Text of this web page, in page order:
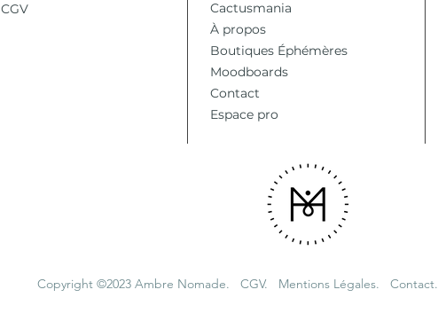
CGV
Cactusmania
À propos
Boutiques Éphémères
Moodboards
Contact
Espace pro
Copyright ©2023 Ambre Nomade. CGV. Mentions Légales. Contact.